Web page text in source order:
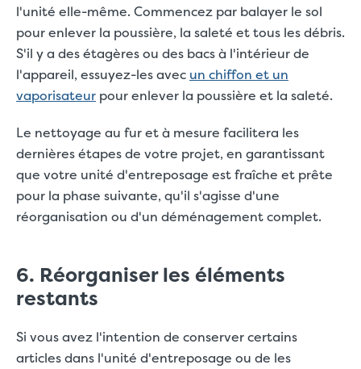
l'unité elle-même. Commencez par balayer le sol
pour enlever la poussière, la saleté et tous les débris.
S'il y a des étagères ou des bacs à l'intérieur de
l'appareil, essuyez-les avec un chiffon et un
vaporisateur pour enlever la poussière et la saleté.
Le nettoyage au fur et à mesure facilitera les
dernières étapes de votre projet, en garantissant
que votre unité d'entreposage est fraîche et prête
pour la phase suivante, qu'il s'agisse d'une
réorganisation ou d'un déménagement complet.
6. Réorganiser les éléments
restants
Si vous avez l'intention de conserver certains
articles dans l'unité d'entreposage ou de les